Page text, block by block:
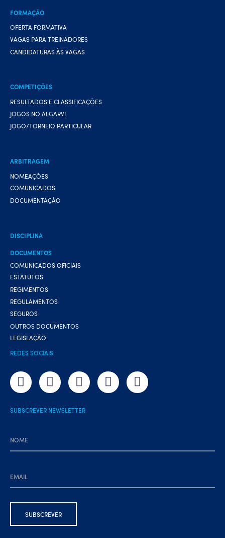
FORMAÇÃO
OFERTA FORMATIVA
VAGAS PARA TREINADORES
CANDIDATURAS ÀS VAGAS
COMPETIÇÕES
RESULTADOS E CLASSIFICAÇÕES
JOGOS NO ALGARVE
JOGO/TORNEIO PARTICULAR
ARBITRAGEM
NOMEAÇÕES
COMUNICADOS
DOCUMENTAÇÃO
DISCIPLINA
DOCUMENTOS
COMUNICADOS OFICIAIS
ESTATUTOS
REGIMENTOS
REGULAMENTOS
SEGUROS
OUTROS DOCUMENTOS
LEGISLAÇÃO
REDES SOCIAIS
SUBSCREVER NEWSLETTER